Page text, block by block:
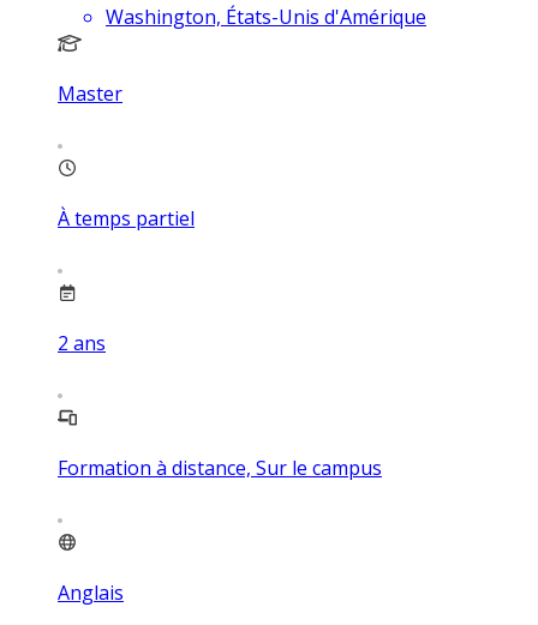
Washington, États-Unis d'Amérique
Master
À temps partiel
2 ans
Formation à distance, Sur le campus
Anglais